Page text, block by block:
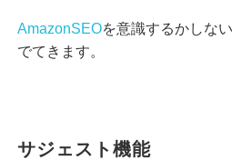
AmazonSEOを意識するかしな
でてきます。
サジェスト機能